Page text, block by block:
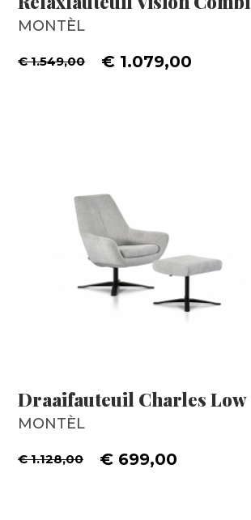
MONTÈL
€ 1.549,00 € 1.079,00
Draaifauteuil Charles Low
MONTÈL
€ 1.128,00 € 699,00